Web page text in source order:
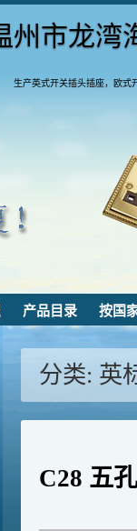
州市龙湾
生产英式开关插头插座，欧式
产品目录 按国
分类: 英
C28 五